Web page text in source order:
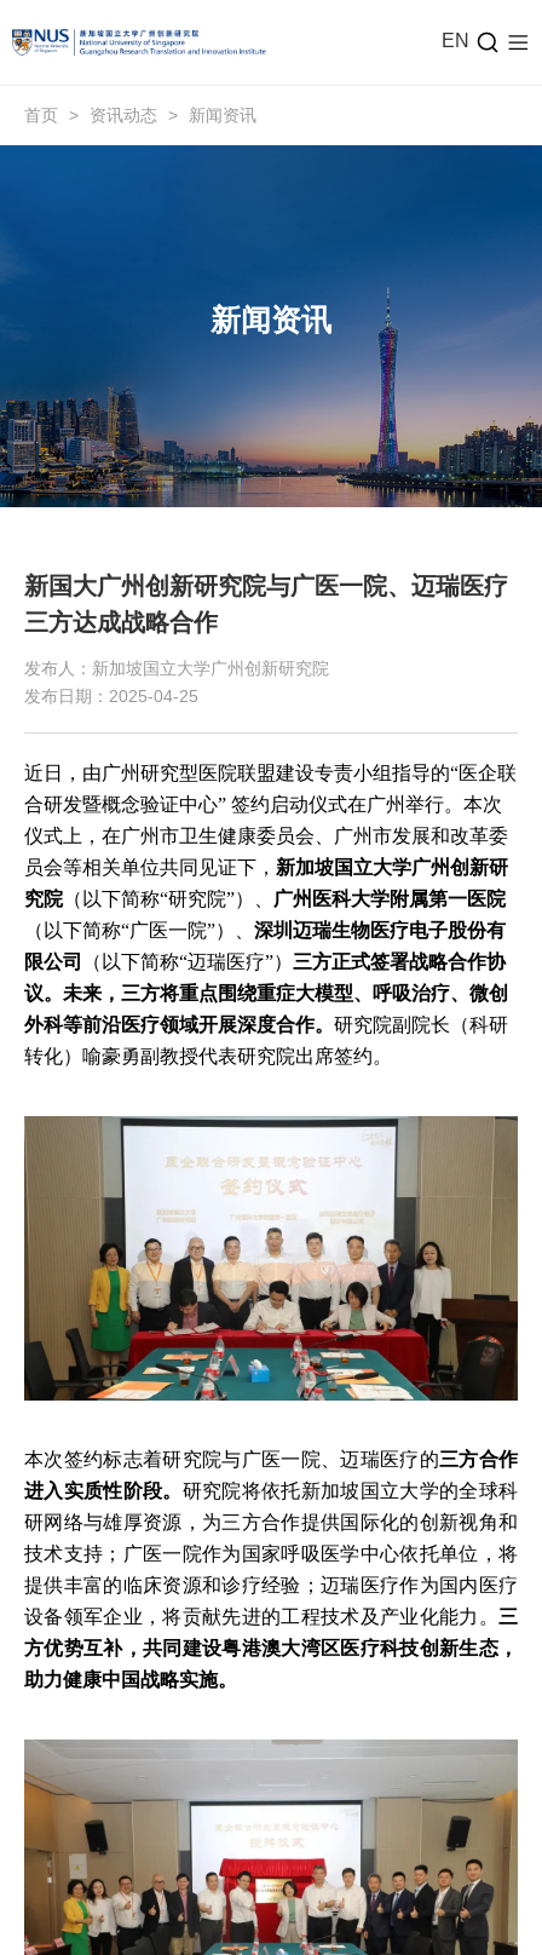
EN
首页 > 资讯动态 > 新闻资讯
新闻资讯
新国大广州创新研究院与广医一院、迈瑞医疗
三方达成战略合作
发布人：新加坡国立大学广州创新研究院
发布日期：2025-04-25
近日，由广州研究型医院联盟建设专责小组指导的“医企联
合研发暨概念验证中心” 签约启动仪式在广州举行。本次
仪式上，在广州市卫生健康委员会、广州市发展和改革委
员会等相关单位共同见证下， 新加坡国立大学广州创新研
究院（以下简称“研究院”）、
广州医科大学附属第一医院
（以下简称“广医一院”）、 深圳迈瑞生物医疗电子股份有
限公司
（以下简称“迈瑞医疗”） 三方正式签署战略合作协
议。未来，三方将重点围绕重症大模型、呼吸治疗、微创
外科等前沿医疗领域开展深度合作。 研究院副院长（科研
转化）喻豪勇副教授代表研究院出席签约。
本次签约标志着研究院与广医一院、迈瑞医疗的三方合作
进入实质性阶段。 研究院将依托新加坡国立大学的全球科
研网络与雄厚资源，为三方合作提供国际化的创新视角和
技术支持；广医一院作为国家呼吸医学中心依托单位，将
提供丰富的临床资源和诊疗经验；迈瑞医疗作为国内医疗
设备领军企业，将贡献先进的工程技术及产业化能力。 三
方优势互补，共同建设粤港澳大湾区医疗科技创新生态，
助力健康中国战略实施。